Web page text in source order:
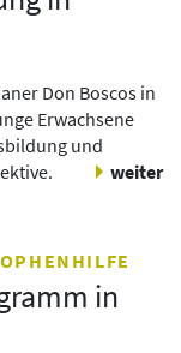
Don Boscos in
Erwachsene
und
weiter
in